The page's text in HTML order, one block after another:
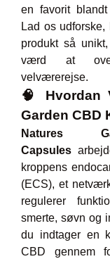
en favorit
Lad os
produkt så
værd at
velværerejse.
🧠 Hvordan
Garden CBD
Natures
Capsules
kroppens
(ECS), et
regulerer
smerte, søvn og
du indtager en
CBD gennem